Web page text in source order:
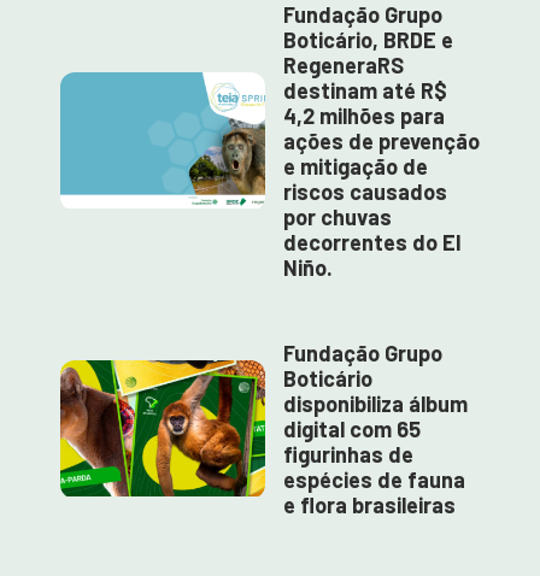
Fundação Grupo
Boticário, BRDE e
RegeneraRS
destinam até R$
4,2 milhões para
ações de prevenção
e mitigação de
riscos causados
por chuvas
decorrentes do El
Niño.
Fundação Grupo
Boticário
disponibiliza álbum
digital com 65
figurinhas de
espécies de fauna
e flora brasileiras